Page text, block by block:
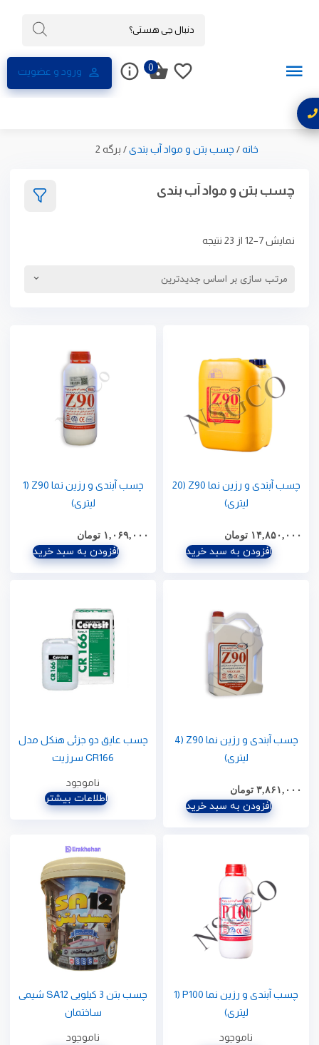
ورود و عضویت 0
خانه/ چسب بتن و مواد آب بندی/ برگه 2
چسب بتن و مواد آب بندی
نمایش 7–12 از 23 نتیجه
چسب آبندی و رزین نما Z90 (20
لیتری)
۱۴,۸۵۰,۰۰۰ تومان
افزودن به سبد خرید
چسب آبندی و رزین نما Z90 (1
لیتری)
۱,۰۶۹,۰۰۰ تومان
افزودن به سبد خرید
چسب آبندی و رزین نما Z90 (4
لیتری)
۳,۸۶۱,۰۰۰ تومان
افزودن به سبد خرید
چسب عایق دو جزئی هنکل مدل
CR166 سرزیت
ناموجود
اطلاعات بیشتر
چسب آبندی و رزین نما P100 (1
لیتری)
ناموجود
چسب بتن 3 کیلویی SA12 شیمی
ساختمان
ناموجود